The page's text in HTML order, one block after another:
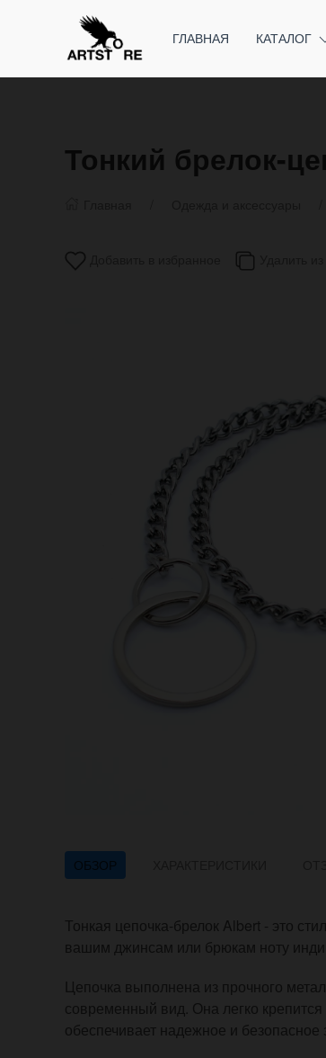
ГЛАВНАЯ КАТАЛОГ
Тонкий брелок-
ОБЗОР
Тонкая цепочка-брелок Albert - это
вашим джинсам или брюкам ноту
Цепочка выполнена из прочного
современный вид. Она легко
обеспечивает надежное и безопасное